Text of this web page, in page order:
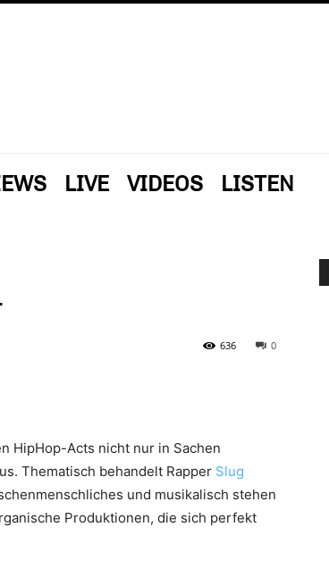
LIVE VIDEOS LISTEN
0
636
HipHop-Acts nicht nur in Sachen
Thematisch behandelt Rapper Slug
und musikalisch stehen
Produktionen, die sich perfekt